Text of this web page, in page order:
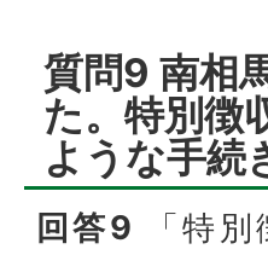
質問9 南相
た。特別徴
ような手続
回答9
「特